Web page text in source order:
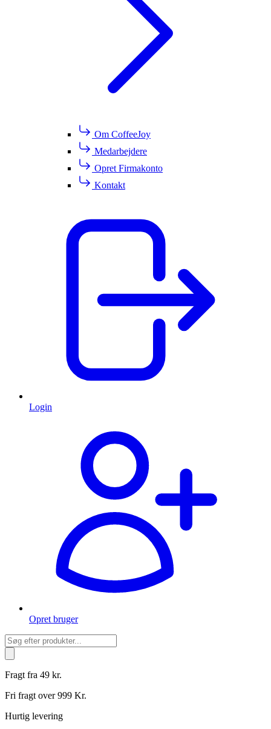
Om CoffeeJoy
Medarbejdere
Opret Firmakonto
Kontakt
Login
Opret bruger
Products
search
Fragt fra 49 kr.
Fri fragt over 999 Kr.
Hurtig levering